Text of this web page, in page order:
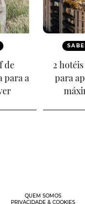
de
para a
2
para
QUEM SOMOS
PRIVACIDADE & COOKIES